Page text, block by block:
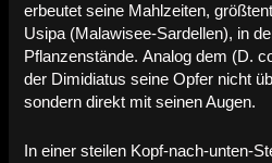
erbeutet seine Mahlzeiten,
Usipa (Malawisee-Sardellen), in
Pflanzenstände. Analog dem (D.
der Dimidiatus seine Opfer nicht
sondern direkt mit seinen Augen.
In einer steilen Kopf-nach-unten-